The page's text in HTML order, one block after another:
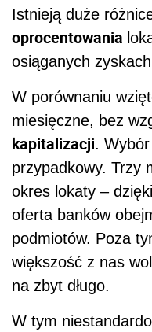
Istnieją duże
oprocentowania
osiąganych
W porównaniu
miesięczne, bez
kapitalizacji.
przypadkowy. Trzy
okres lokaty –
oferta banków
podmiotów. Poza
większość z nas
na zbyt długo.
W tym